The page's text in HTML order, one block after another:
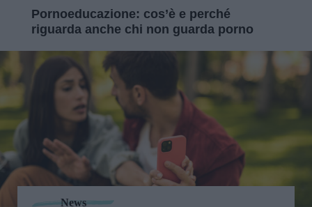
Pornoeducazione: cos’è e perché
riguarda anche chi non guarda porno
News